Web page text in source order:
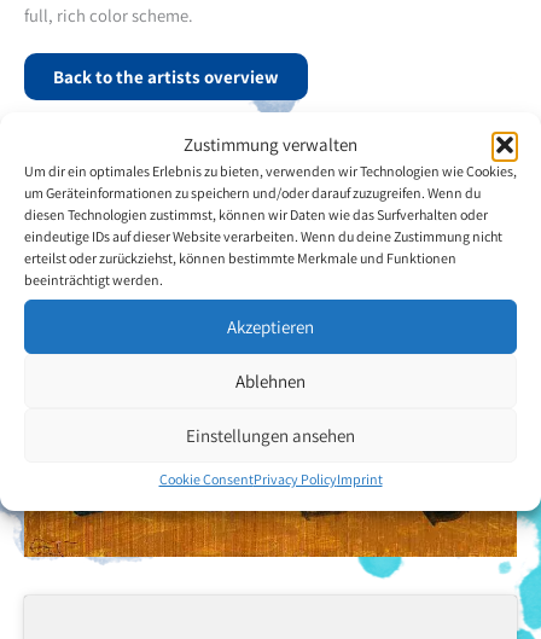
Zustimmung verwalten
Um dir ein optimales Erlebnis zu bieten, verwenden wir Technologien wie Cookies,
um Geräteinformationen zu speichern und/oder darauf zuzugreifen. Wenn du
diesen Technologien zustimmst, können wir Daten wie das Surfverhalten oder
eindeutige IDs auf dieser Website verarbeiten. Wenn du deine Zustimmung nicht
erteilst oder zurückziehst, können bestimmte Merkmale und Funktionen
beeinträchtigt werden.
Akzeptieren
Ablehnen
Einstellungen ansehen
Cookie ConsentPrivacy PolicyImprint
full, rich color scheme.
Back to the artists overview